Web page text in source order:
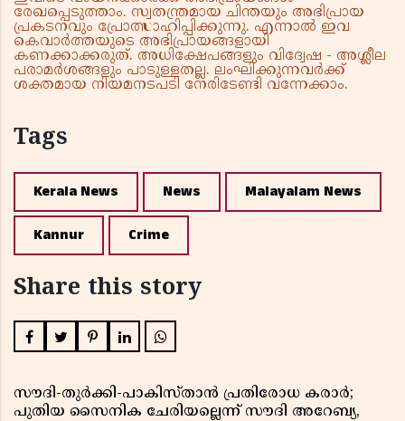
രേഖപ്പെടുത്താം. സ്വതന്ത്രമായ ചിന്തയും അഭിപ്രായ
പ്രകടനവും പ്രോത്സാഹിപ്പിക്കുന്നു. എന്നാൽ ഇവ
കെവാർത്തയുടെ അഭിപ്രായങ്ങളായി
കണക്കാക്കരുത്. അധിക്ഷേപങ്ങളും വിദ്വേഷ - അശ്ലീല
പരാമർശങ്ങളും പാടുള്ളതല്ല. ലംഘിക്കുന്നവർക്ക്
ശക്തമായ നിയമനടപടി നേരിടേണ്ടി വന്നേക്കാം.
Tags
Kerala News News Malayalam News
Kannur Crime
Share this story
സൗദി-തുർക്കി-പാകിസ്താൻ പ്രതിരോധ കരാർ;
പുതിയ സൈനിക ചേരിയല്ലെന്ന് സൗദി അറേബ്യ,